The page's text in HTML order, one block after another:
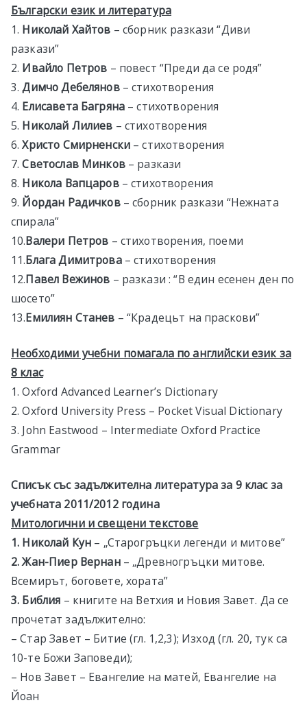
Български език и литература
1. Николай Хайтов – сборник разкази “Диви
разкази”
2. Ивайло Петров – повест “Преди да се родя”
3.Димчо Дебелянов– стихотворения
4. Елисавета Багряна – стихотворения
5. Николай Лилиев – стихотворения
6.Христо Смирненски – стихотворения
7.Светослав Минков– разкази
8. Никола Вапцаров– стихотворения
9. Йордан Радичков– сборник разкази “Нежната
спирала”
10.Валери Петров – стихотворения, поеми
11.Блага Димитрова– стихотворения
12.Павел Вежинов – разкази : “В един есенен ден по
шосето”
13.Емилиян Станев – “Крадецьт на праскови”
Необходими учебни помагала по английски език за
8 клас
1. Oxford Advanced Learner’s Dictionary
2. Oxford University Press – Pocket Visual Dictionary
3. John Eastwood – Intermediate Oxford Practice
Grammar
Списък със задължителна литература за 9 клас за
учебната 2011/2012 година
Митологични и свещени текстове
1. Николай Кун – „Старогръцки легенди и митове”
2. Жан-Пиер Вернан – „Древногръцки митове.
Всемирът, боговете, хората”
3. Библия – книгите на Ветхия и Новия Завет. Да се
прочетат задължително:
– Стар Завет – Битие (гл. 1,2,3); Изход (гл. 20, тук са
10-те Божи Заповеди);
– Нов Завет – Евангелие на матей, Евангелие на
Йоан